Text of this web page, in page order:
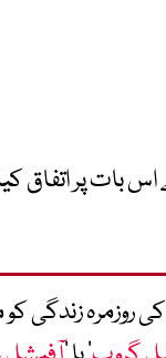
اس بات پر
روزمرہ زندگی